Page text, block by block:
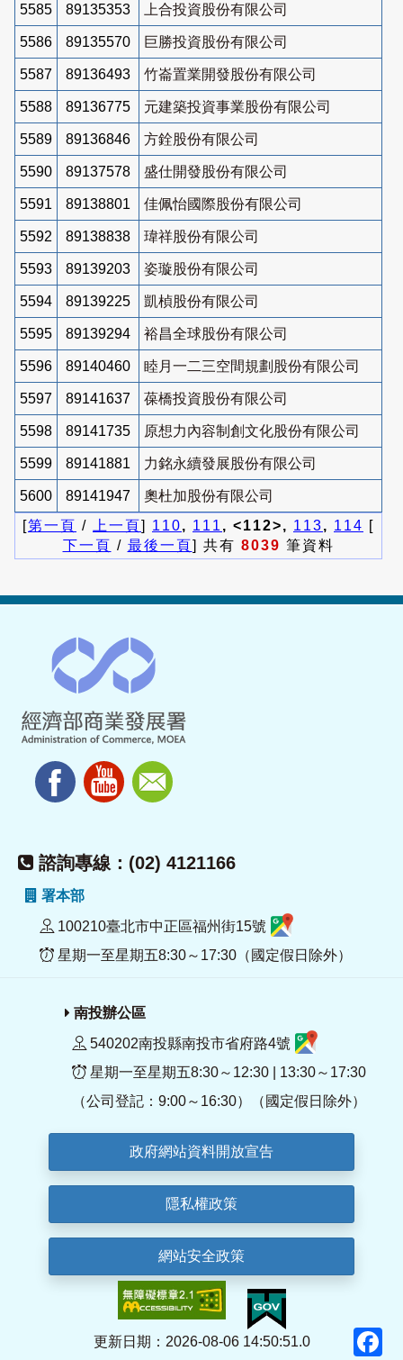
5585 89135353 上合投資股份有限公司
5586 89135570 巨勝投資股份有限公司
5587 89136493 竹崙置業開發股份有限公司
5588 89136775 元建築投資事業股份有限公司
5589 89136846 方銓股份有限公司
5590 89137578 盛仕開發股份有限公司
5591 89138801 佳佩怡國際股份有限公司
5592 89138838 瑋祥股份有限公司
5593 89139203 姿璇股份有限公司
5594 89139225 凱楨股份有限公司
5595 89139294 裕昌全球股份有限公司
5596 89140460 睦月一二三空間規劃股份有限公司
5597 89141637 葆橋投資股份有限公司
5598 89141735 原想力內容制創文化股份有限公司
5599 89141881 力銘永續發展股份有限公司
5600 89141947
奧杜加股份有限公司
[第一頁 / 上一頁] 110, 111 , <112>, 113, 114 [
下一頁 / 最後一頁] 共有 8039 筆資料
諮詢專線：(02) 4121166
署本部
100210臺北市中正區福州街15號
星期一至星期五8:30～17:30（國定假日除外）
南投辦公區
540202南投縣南投市省府路4號
星期一至星期五8:30～12:30 | 13:30～17:30
（公司登記：9:00～16:30）（國定假日除外）
政府網站資料開放宣告
隱私權政策
網站安全政策
更新日期：2026-08-06 14:50:51.0